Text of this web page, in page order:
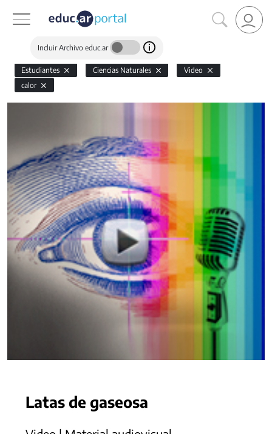
Incluir Archivo educ.ar
Estudiantes Ciencias Naturales
Video
calor
Latas de gaseosa